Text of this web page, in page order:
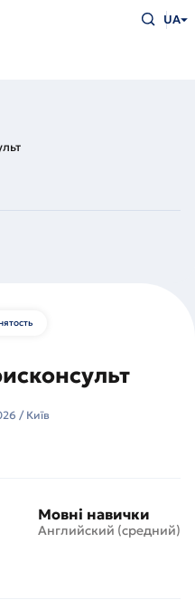
що
UA
/ Київ
Мовні навички
Английский (средний)